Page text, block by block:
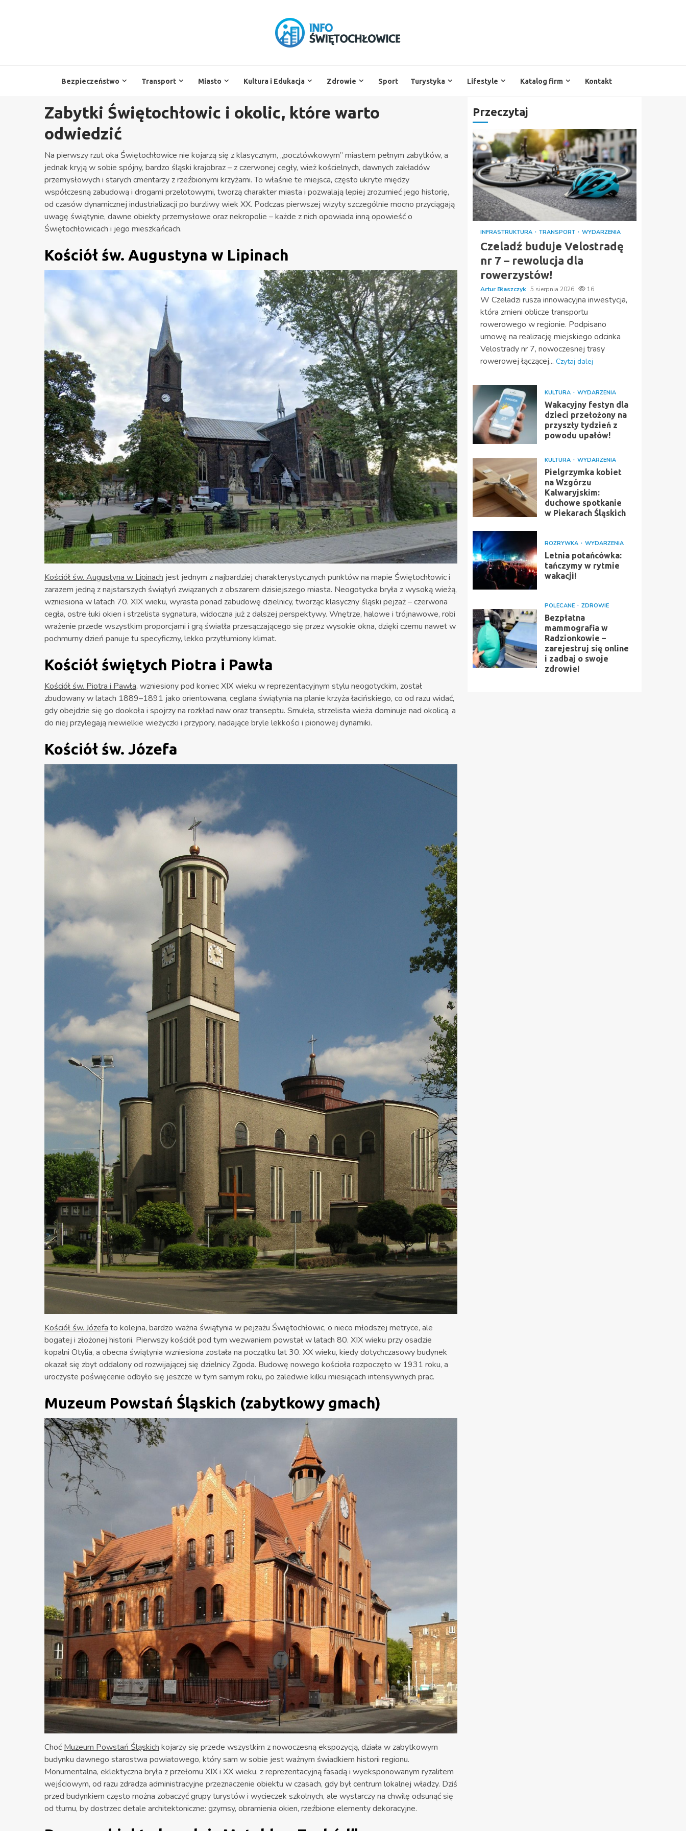
Bezpieczeństwo Transport Miasto Kultura i Edukacja Zdrowie Sport Turystyka Lifestyle Katalog firm Kontakt
Zabytki Świętochłowic i okolic, które warto
odwiedzić
Na pierwszy rzut oka Świętochłowice nie kojarzą się z klasycznym, „pocztówkowym” miastem pełnym zabytków, a
jednak kryją w sobie spójny, bardzo śląski krajobraz – z czerwonej cegły, wież kościelnych, dawnych zakładów
przemysłowych i starych cmentarzy z rzeźbionymi krzyżami. To właśnie te miejsca, często ukryte między
współczesną zabudową i drogami przelotowymi, tworzą charakter miasta i pozwalają lepiej zrozumieć jego historię,
od czasów dynamicznej industrializacji po burzliwy wiek XX. Podczas pierwszej wizyty szczególnie mocno przyciągają
uwagę świątynie, dawne obiekty przemysłowe oraz nekropolie – każde z nich opowiada inną opowieść o
Świętochłowicach i jego mieszkańcach.​
Kościół św. Augustyna w Lipinach
Kościół św. Augustyna w Lipinach jest jednym z najbardziej charakterystycznych punktów na mapie Świętochłowic i
zarazem jedną z najstarszych świątyń związanych z obszarem dzisiejszego miasta. Neogotycka bryła z wysoką wieżą,
wzniesiona w latach 70. XIX wieku, wyrasta ponad zabudowę dzielnicy, tworząc klasyczny śląski pejzaż – czerwona
cegła, ostre łuki okien i strzelista sygnatura, widoczna już z dalszej perspektywy. Wnętrze, halowe i trójnawowe, robi
wrażenie przede wszystkim proporcjami i grą światła przesączającego się przez wysokie okna, dzięki czemu nawet w
pochmurny dzień panuje tu specyficzny, lekko przytłumiony klimat.​
Kościół świętych Piotra i Pawła
Kościół św. Piotra i Pawła, wzniesiony pod koniec XIX wieku w reprezentacyjnym stylu neogotyckim, został
zbudowany w latach 1889–1891 jako orientowana, ceglana świątynia na planie krzyża łacińskiego, co od razu widać,
gdy obejdzie się go dookoła i spojrzy na rozkład naw oraz transeptu. Smukła, strzelista wieża dominuje nad okolicą, a
do niej przylegają niewielkie wieżyczki i przypory, nadające bryle lekkości i pionowej dynamiki.​
Kościół św. Józefa
Kościół św. Józefa to kolejna, bardzo ważna świątynia w pejzażu Świętochłowic, o nieco młodszej metryce, ale
bogatej i złożonej historii. Pierwszy kościół pod tym wezwaniem powstał w latach 80. XIX wieku przy osadzie
kopalni Otylia, a obecna świątynia wzniesiona została na początku lat 30. XX wieku, kiedy dotychczasowy budynek
okazał się zbyt oddalony od rozwijającej się dzielnicy Zgoda. Budowę nowego kościoła rozpoczęto w 1931 roku, a
uroczyste poświęcenie odbyło się jeszcze w tym samym roku, po zaledwie kilku miesiącach intensywnych prac.​
Muzeum Powstań Śląskich (zabytkowy gmach)
Choć Muzeum Powstań Śląskich kojarzy się przede wszystkim z nowoczesną ekspozycją, działa w zabytkowym
budynku dawnego starostwa powiatowego, który sam w sobie jest ważnym świadkiem historii regionu.
Monumentalna, eklektyczna bryła z przełomu XIX i XX wieku, z reprezentacyjną fasadą i wyeksponowanym ryzalitem
wejściowym, od razu zdradza administracyjne przeznaczenie obiektu w czasach, gdy był centrum lokalnej władzy. Dziś
przed budynkiem często można zobaczyć grupy turystów i wycieczek szkolnych, ale wystarczy na chwilę odsunąć się
od tłumu, by dostrzec detale architektoniczne: gzymsy, obramienia okien, rzeźbione elementy dekoracyjne.​
Przeczytaj
INFRASTRUKTURA TRANSPORT WYDARZENIA
Czeladź buduje Velostradę
nr 7 – rewolucja dla
rowerzystów!
Artur Błaszczyk 5 sierpnia 2026 16
W Czeladzi rusza innowacyjna inwestycja,
która zmieni oblicze transportu
rowerowego w regionie. Podpisano
umowę na realizację miejskiego odcinka
Velostrady nr 7, nowoczesnej trasy
rowerowej łączącej... Czytaj dalej
KULTURA WYDARZENIA
Wakacyjny festyn dla
dzieci przełożony na
przyszły tydzień z
powodu upałów!
KULTURA WYDARZENIA
Pielgrzymka kobiet
na Wzgórzu
Kalwaryjskim:
duchowe spotkanie
w Piekarach Śląskich
ROZRYWKA WYDARZENIA
Letnia potańcówka:
tańczymy w rytmie
wakacji!
POLECANE ZDROWIE
Bezpłatna
mammografia w
Radzionkowie –
zarejestruj się online
i zadbaj o swoje
zdrowie!